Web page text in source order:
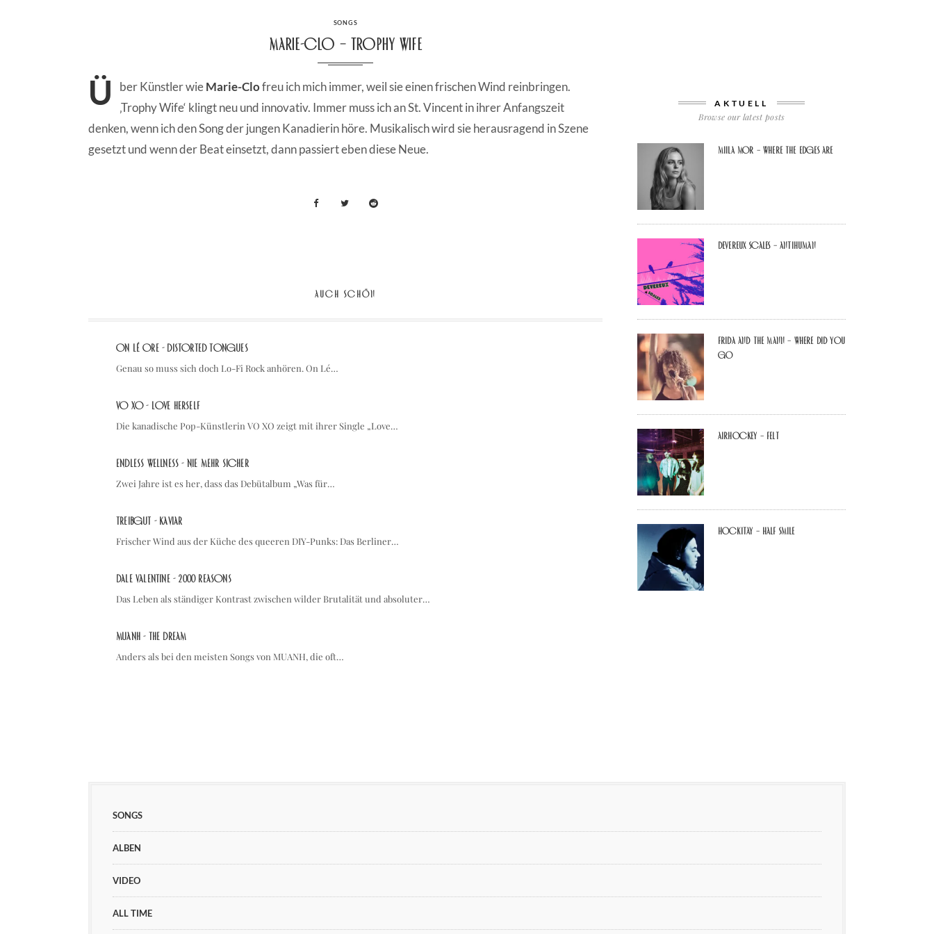
CATEGORIES
SONGS
Marie-Clo – Trophy Wife
Ü ber Künstler wieMarie-Clofreu ich mich immer, weil sie einen frischen Wind reinbringen.
‚Trophy Wife‘ klingt neu und innovativ. Immer muss ich an St. Vincent in ihrer Anfangszeit
denken, wenn ich den Song der jungen Kanadierin höre. Musikalisch wird sie herausragend in Szene
gesetzt und wenn der Beat einsetzt, dann passiert eben diese Neue.
AUCH SCHÖN
On Lé Ore - Distorted Tongues
Genau so muss sich doch Lo-Fi Rock anhören. On Lé…
VO XO - Love Herself
Die kanadische Pop-Künstlerin VO XO zeigt mit ihrer Single „Love…
Endless Wellness - Nie mehr sicher
Zwei Jahre ist es her, dass das Debütalbum „Was für…
treibgut - kaviar
Frischer Wind aus der Küche des queeren DIY-Punks: Das Berliner…
Dale Valentine - 2000 Reasons
Das Leben als ständiger Kontrast zwischen wilder Brutalität und absoluter…
MUANH - the dream
Anders als bei den meisten Songs von MUANH, die oft…
AKTUELL
Browse our latest posts
Miila Mor – Where The Edges Are
Devereux Scales – Antihuman
Frida and The Mann – Where Did You
Go
airhockey – felt
Hockitay – half smile
SONGS
ALBEN
VIDEO
ALL TIME